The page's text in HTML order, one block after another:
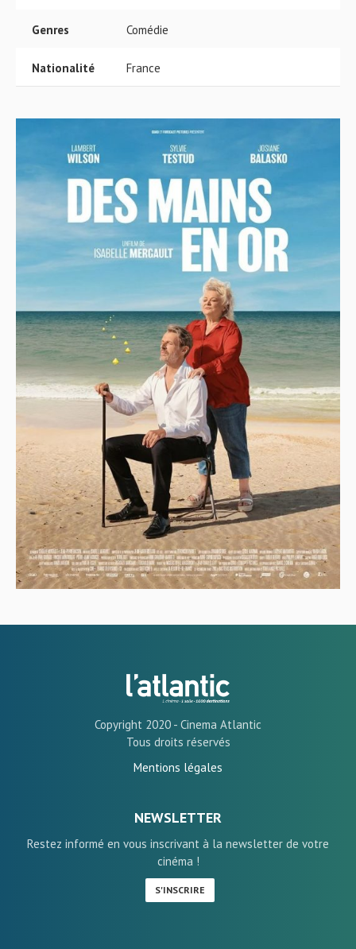
Genres Comédie
Nationalité France
Copyright 2020 - Cinema Atlantic
Tous droits réservés
Mentions légales
NEWSLETTER
Restez informé en vous inscrivant à la newsletter de votre
cinéma !
S'INSCRIRE